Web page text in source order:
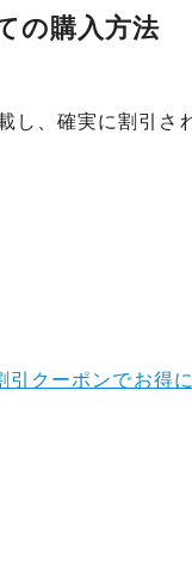
の購入方法
し、確実に割引さ
クーポンでお得